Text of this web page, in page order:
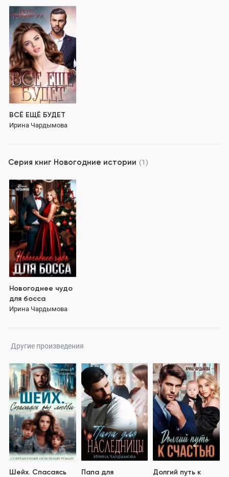
ВСЁ ЕЩЁ БУДЕТ
Ирина Чардымова
Серия книг Новогодние истории (1)
Новогоднее чудо
для босса
Ирина Чардымова
Другие произведения
Шейх. Спасаясь
Папа для
Долгий путь к